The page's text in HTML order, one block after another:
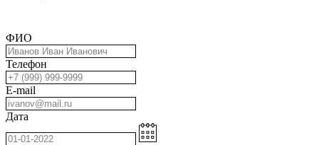
ФИО
Телефон
E-mail
Дата